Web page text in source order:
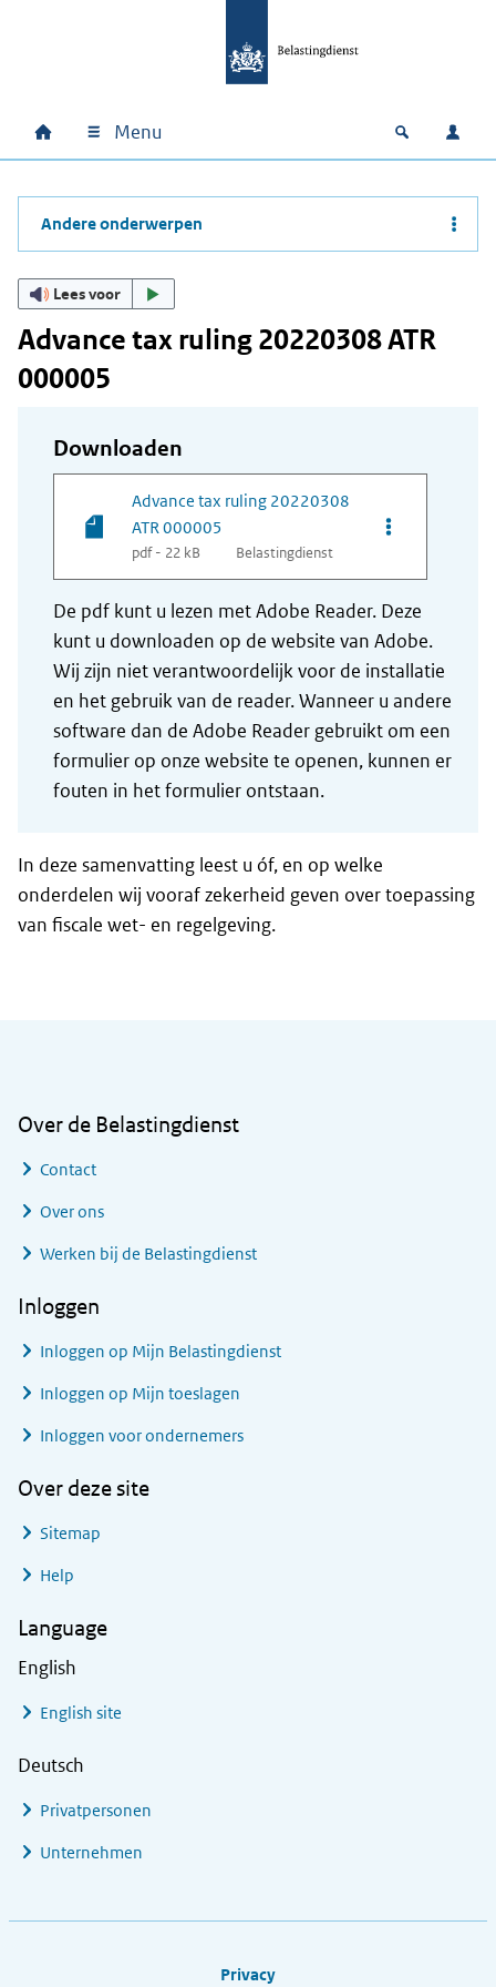
Hoofdnavigatie
Home Menu Open
Andere onderwerpen
Lees voor
Advance tax ruling 20220308 ATR
000005
Downloaden
Advance tax ruling 20220308
ATR 000005
pdf - 22 kB Belastingdienst
Opties van
De pdf kunt u lezen met Adobe Reader. Deze
kunt u downloaden op de website van Adobe.
Wij zijn niet verantwoordelijk voor de installatie
en het gebruik van de reader. Wanneer u andere
software dan de Adobe Reader gebruikt om een
formulier op onze website te openen, kunnen er
fouten in het formulier ontstaan.
In deze samenvatting leest u óf, en op welke
onderdelen wij vooraf zekerheid geven over toepassing
van fiscale wet- en regelgeving.
Over de Belastingdienst
Contact
Over ons
Werken bij de Belastingdienst
Inloggen
Inloggen op Mijn Belastingdienst
Inloggen op Mijn toeslagen
Inloggen voor ondernemers
Over deze site
Sitemap
Help
Language
English
English site
Deutsch
Privatpersonen
Unternehmen
Privacy